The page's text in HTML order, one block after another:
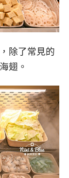
除了常見的
翅。